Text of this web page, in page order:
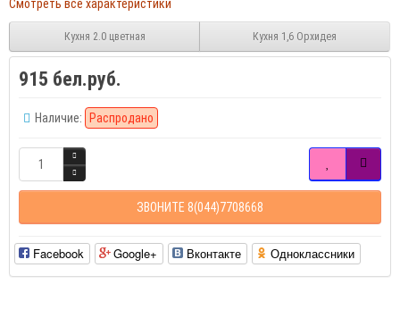
Смотреть все характеристики
Кухня 2.0 цветная Кухня 1,6 Орхидея
915 бел.руб.
Наличие: Распродано
ЗВОНИТЕ 8(044)7708668
Facebook Google+ Вконтакте Одноклассники